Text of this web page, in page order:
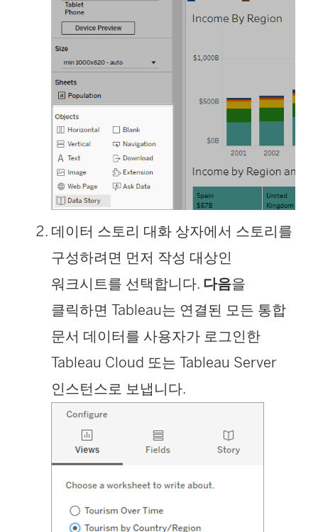
데이터 스토리 대화 상자에서 스토리를
구성하려면 먼저 작성 대상인
워크시트를 선택합니다. 다음을
클릭하면 Tableau는 연결된 모든 통합
문서 데이터를 사용자가 로그인한
Tableau Cloud 또는 Tableau Server
인스턴스로 보냅니다.